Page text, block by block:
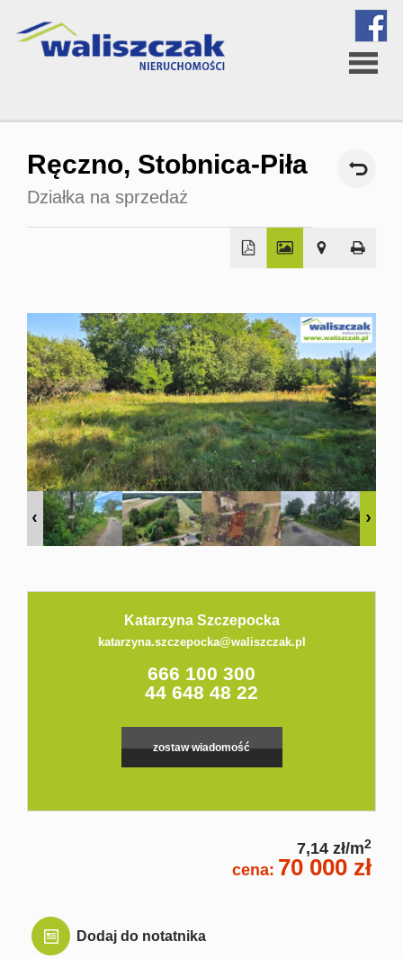
Strona
O
firmie
Oferta
Kontakt
Ręczno, Stobnica-Piła
Działka na sprzedaż
Katarzyna Szczepocka
katarzyna.szczepocka@waliszczak.pl
666 100 300
44 648 48 22
zostaw wiadomość
7,14 zł/m2
cena: 70 000 zł
Dodaj do notatnika